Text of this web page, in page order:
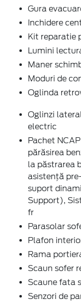
Gura
Inchidere
Kit reparatie
Lumini
Maner
Moduri de
Oglinda
Oglinzi
electric
Pachet
părăsirea
la păstrarea
asistență
suport
Support),
fr
Parasolar
Plafon
Rama
Scaun sofer
Scaune fata
Senzori de